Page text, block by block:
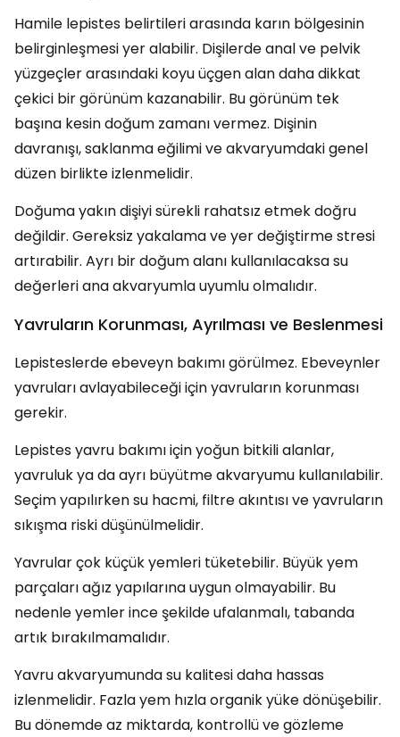
Hamile lepistes belirtileri arasında karın bölgesinin
belirginleşmesi yer alabilir. Dişilerde anal ve pelvik
yüzgeçler arasındaki koyu üçgen alan daha dikkat
çekici bir görünüm kazanabilir. Bu görünüm tek
başına kesin doğum zamanı vermez. Dişinin
davranışı, saklanma eğilimi ve akvaryumdaki genel
düzen birlikte izlenmelidir.
Doğuma yakın dişiyi sürekli rahatsız etmek doğru
değildir. Gereksiz yakalama ve yer değiştirme stresi
artırabilir. Ayrı bir doğum alanı kullanılacaksa su
değerleri ana akvaryumla uyumlu olmalıdır.
Yavruların Korunması, Ayrılması ve Beslenmesi
Lepisteslerde ebeveyn bakımı görülmez. Ebeveynler
yavruları avlayabileceği için yavruların korunması
gerekir.
Lepistes yavru bakımı için yoğun bitkili alanlar,
yavruluk ya da ayrı büyütme akvaryumu kullanılabilir.
Seçim yapılırken su hacmi, filtre akıntısı ve yavruların
sıkışma riski düşünülmelidir.
Yavrular çok küçük yemleri tüketebilir. Büyük yem
parçaları ağız yapılarına uygun olmayabilir. Bu
nedenle yemler ince şekilde ufalanmalı, tabanda
artık bırakılmamalıdır.
Yavru akvaryumunda su kalitesi daha hassas
izlenmelidir. Fazla yem hızla organik yüke dönüşebilir.
Bu dönemde az miktarda, kontrollü ve gözleme